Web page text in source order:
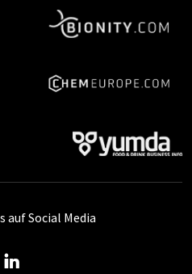
auf Social Media